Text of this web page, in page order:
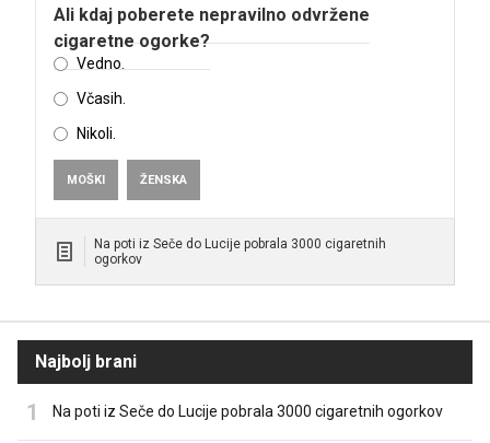
Ali kdaj poberete nepravilno odvržene
cigaretne ogorke?
Vedno.
Včasih.
Nikoli.
MOŠKI ŽENSKA
Na poti iz Seče do Lucije pobrala 3000 cigaretnih
ogorkov
Najbolj brani
Na poti iz Seče do Lucije pobrala 3000 cigaretnih ogorkov